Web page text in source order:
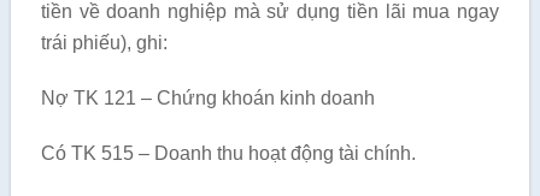
tiền về doanh nghiệp mà sử dụng tiền lãi mua ngay
trái phiếu), ghi:
Nợ TK 121 – Chứng khoán kinh doanh
Có TK 515 – Doanh thu hoạt động tài chính.